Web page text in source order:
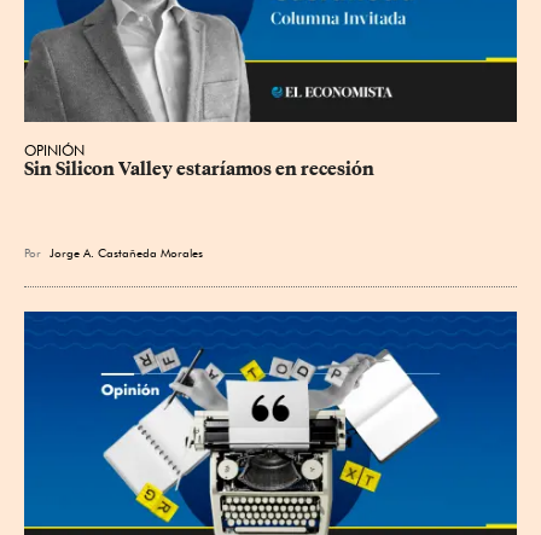
OPINIÓN
Sin Silicon Valley estaríamos en recesión
Por Jorge A. Castañeda Morales